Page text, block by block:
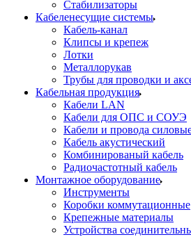
Стабилизаторы
Кабеленесущие системы
Кабель-канал
Клипсы и крепеж
Лотки
Металлорукав
Трубы для проводки и
Кабельная продукция
Кабели LAN
Кабели для ОПС и СОУЭ
Кабели и провода
Кабель акустический
Комбинированый кабель
Радиочастотный кабель
Монтажное оборудование
Инструменты
Коробки коммутационные
Крепежные материалы
Устройства